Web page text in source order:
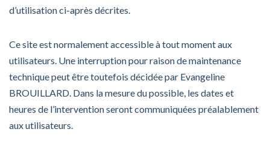
d’utilisation ci-après décrites.
Ce site est normalement accessible à tout moment aux
utilisateurs. Une interruption pour raison de maintenance
technique peut être toutefois décidée par Evangeline
BROUILLARD. Dans la mesure du possible, les dates et
heures de l’intervention seront communiquées préalablement
aux utilisateurs.